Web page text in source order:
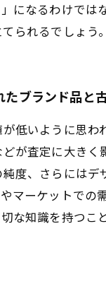
になるわけで
られるでしょう。
ブランド品と
低いように思
が査定に大き
度、さらには
マーケットで
な知識を持つ